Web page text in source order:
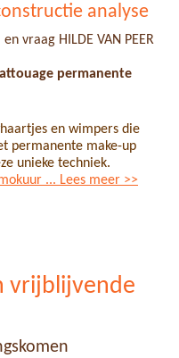
analyse
vraag HILDE VAN PEER
permanente
en wimpers die
permanente make-up
unieke techniek.
... Lees meer >>
vrijblijvende